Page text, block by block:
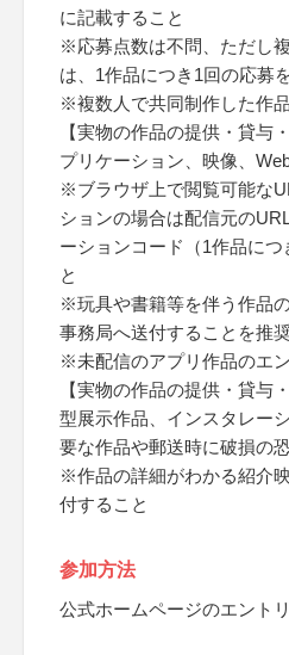
に記載すること
※応募点数は不問、ただし
は、1作品につき1回の応募
※複数人で共同制作した作
【実物の作品の提供・貸与
プリケーション、映像、
※ブラウザ上で閲覧可能な
ションの場合は配信元の
ーションコード（1作品につ
と
※玩具や書籍等を伴う作品
事務局へ送付することを推
※未配信のアプリ作品のエ
【実物の作品の提供・貸与
型展示作品、インスタレー
要な作品や郵送時に破損の
※作品の詳細がわかる紹介
付すること
参加方法
公式ホームページのエント